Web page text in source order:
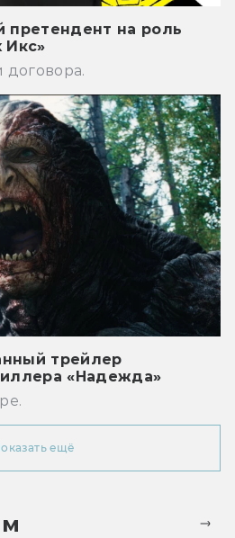
претендент на роль
Икс»
договора.
трейлер
«Надежда»
ещё